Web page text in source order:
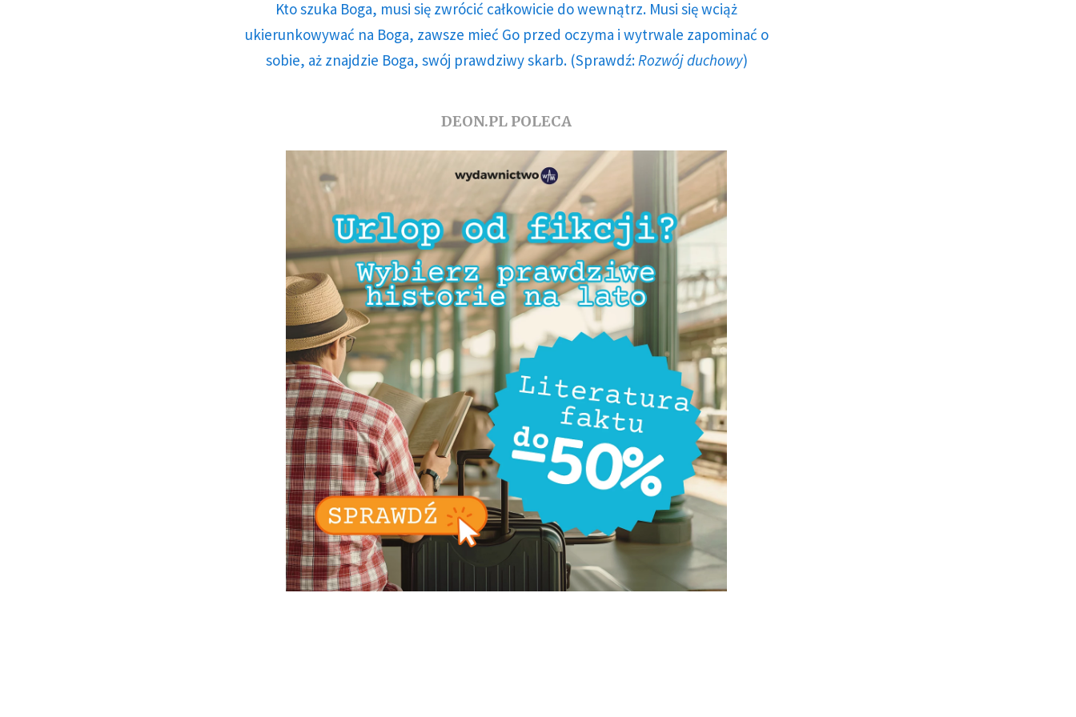
Kto szuka Boga, musi się zwrócić całkowicie do wewnątrz. Musi się wciąż
ukierunkowywać na Boga, zawsze mieć Go przed oczyma i wytrwale zapominać o
sobie, aż znajdzie Boga, swój prawdziwy skarb. (Sprawdź: Rozwój duchowy)
DEON.PL POLECA